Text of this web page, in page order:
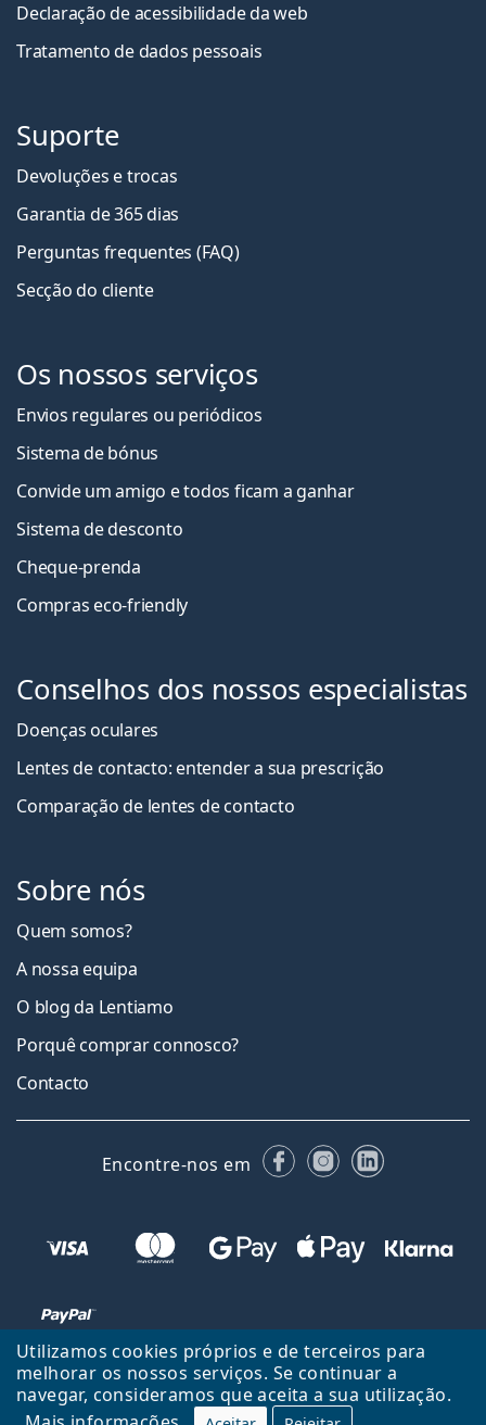
Utilizamos cookies próprios e de terceiros para
melhorar os nossos serviços. Se continuar a
navegar, consideramos que aceita a sua utilização.
Declaração de acessibilidade da web
Tratamento de dados pessoais
Suporte
Devoluções e trocas
Garantia de 365 dias
Perguntas frequentes (FAQ)
Secção do cliente
Os nossos serviços
Envios regulares ou periódicos
Sistema de bónus
Convide um amigo e todos ficam a ganhar
Sistema de desconto
Cheque-prenda
Compras eco-friendly
Conselhos dos nossos especialistas
Doenças oculares
Lentes de contacto: entender a sua prescrição
Comparação de lentes de contacto
Sobre nós
Quem somos?
A nossa equipa
O blog da Lentiamo
Porquê comprar connosco?
Contacto
Encontre-nos em FacebookInstagram
LinkedIn
Voltar ao início Cima